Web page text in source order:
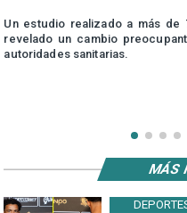
Un estudio realizado a más de
revelado un cambio
autoridades sanitarias.
MÁS